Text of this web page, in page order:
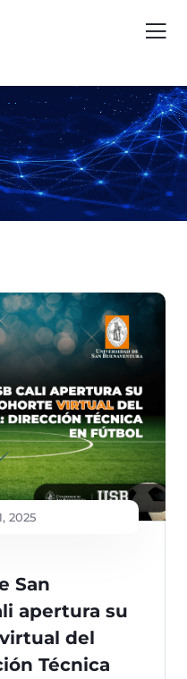
2025
San
apertura su
del
Técnica